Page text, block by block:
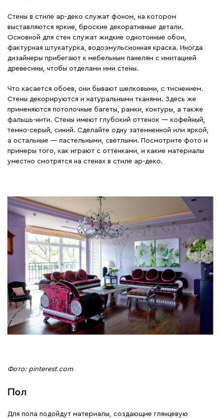
Стены в стиле ар-деко служат фоном, на котором
выставляются яркие, броские декоративные детали.
Основной для стен служат жидкие однотонные обои,
фактурная штукатурка, водоэмульсионная краска. Иногда
дизайнеры прибегают к мебельным панелям с имитацией
древесины, чтобы отделами ими стены.
Что касается обоев, они бывают шелковыми, с тиснением.
Стены декорируются и натуральными тканями. Здесь же
применяются потолочные багеты, рамки, контуры, а также
фальшь-нити. Стены имеют глубокий оттенок ― кофейный,
темно-серый, синий. Сделайте одну затемненной или яркой,
а остальные ― пастельными, светлыми. Посмотрите фото и
примеры того, как играют с оттенками, и какие материалы
уместно смотрятся на стенах в стиле ар-деко.
Фото: pinterest.com
Пол
Для пола подойдут материалы, создающие глянцевую